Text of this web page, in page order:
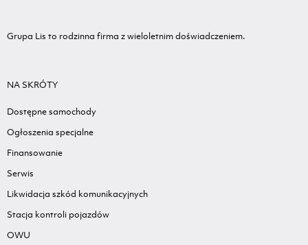
Grupa Lis to rodzinna firma z wieloletnim doświadczeniem.
NA SKRÓTY
Dostępne samochody
Ogłoszenia specjalne
Finansowanie
Serwis
Likwidacja szkód komunikacyjnych
Stacja kontroli pojazdów
OWU